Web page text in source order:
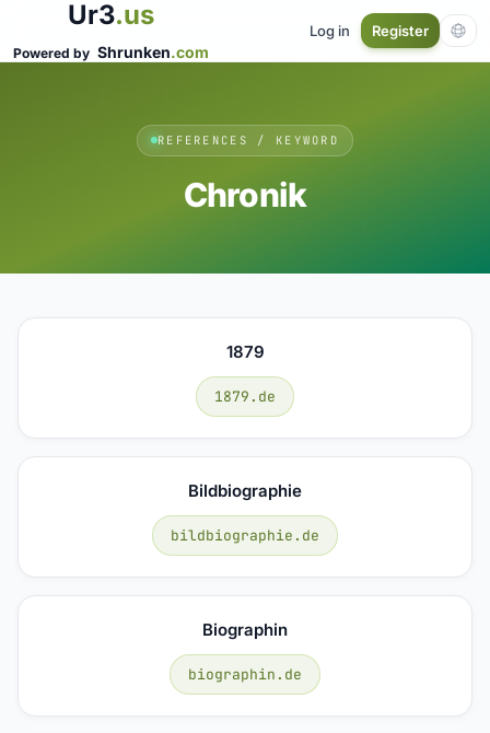
Ur3.us
Powered by Shrunken.com
Log in Register
REFERENCES / KEYWORD
Chronik
1879
1879.de
Bildbiographie
bildbiographie.de
Biographin
biographin.de